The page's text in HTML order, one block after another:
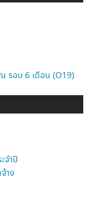
รอบ 6 เดือน (O19)
จำปี
าง